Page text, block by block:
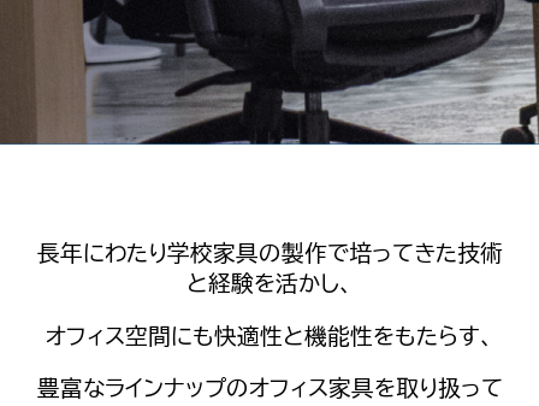
長年にわたり学校家具の製作で培ってきた技術
と経験を活かし、
オフィス空間にも快適性と機能性をもたらす、
豊富なラインナップのオフィス家具を取り扱って